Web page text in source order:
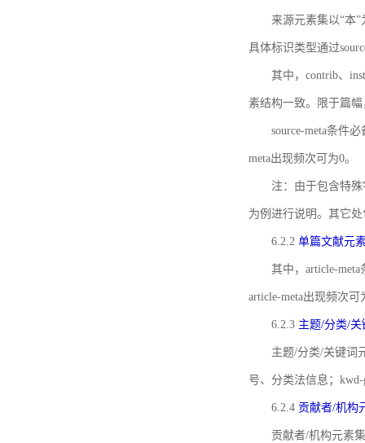
来源元素集以“本
具体标识类型通过
其中，contrib、
素结构一致。限于篇
source-meta条件
meta出现频次可为0。
注：由于包含特殊
为例进行说明。其它
6.2.2 单篇文献元
其中，article-
article-meta出现频次可
6.2.3 主题/分类/
主题/分类/关键词
号、分类法信息；
6.2.4 贡献者/机构
贡献者/机构元素